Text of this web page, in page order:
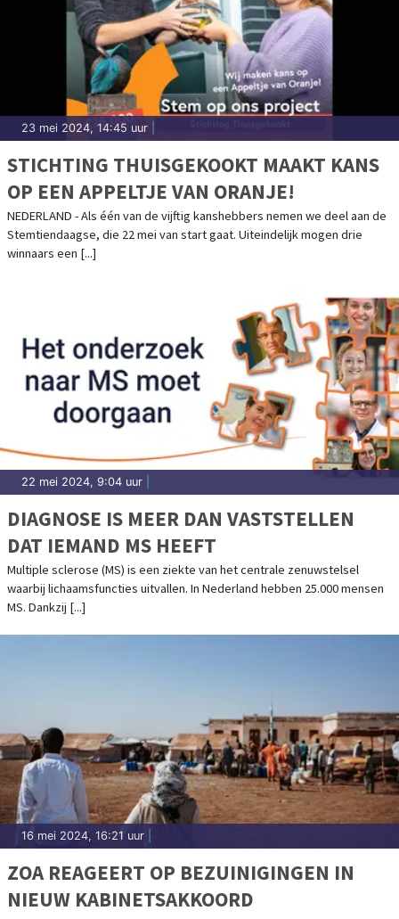
23 mei 2024, 14:45 uur
STICHTING THUISGEKOOKT MAAKT KANS
OP EEN APPELTJE VAN ORANJE!
NEDERLAND - Als één van de vijftig kanshebbers nemen we deel aan de
Stemtiendaagse, die 22 mei van start gaat. Uiteindelijk mogen drie
winnaars een [...]
22 mei 2024, 9:04 uur
DIAGNOSE IS MEER DAN VASTSTELLEN
DAT IEMAND MS HEEFT
Multiple sclerose (MS) is een ziekte van het centrale zenuwstelsel
waarbij lichaamsfuncties uitvallen. In Nederland hebben 25.000 mensen
MS. Dankzij [...]
16 mei 2024, 16:21 uur
ZOA REAGEERT OP BEZUINIGINGEN IN
NIEUW KABINETSAKKOORD